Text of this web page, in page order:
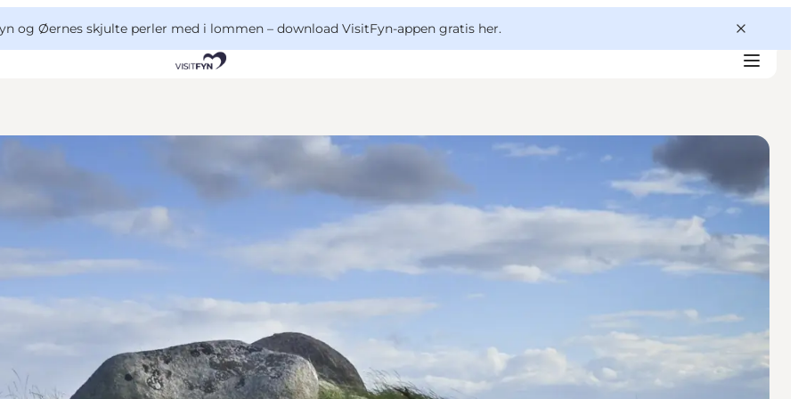
og Øernes skjulte perler med i lommen – download VisitFyn-appen gratis her.